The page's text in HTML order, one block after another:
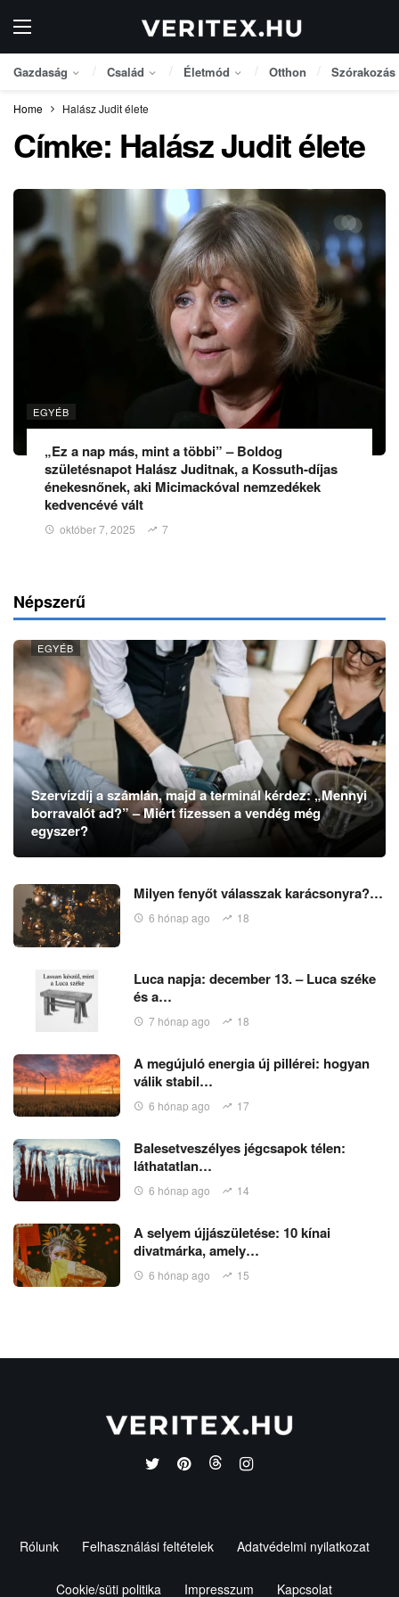
Gazdaság Család Életmód Otthon Szórakozás
Home Halász Judit élete
Címke: Halász Judit élete
EGYÉB
„Ez a nap más, mint a többi” – Boldog
születésnapot Halász Juditnak, a Kossuth-díjas
énekesnőnek, aki Micimackóval nemzedékek
kedvencévé vált
október 7, 2025 7
Népszerű
EGYÉB
Szervízdíj a számlán, majd a terminál kérdez: „Mennyi
borravalót ad?” – Miért fizessen a vendég még
egyszer?
Milyen fenyőt válasszak karácsonyra?…
6 hónap ago 18
Luca napja: december 13. – Luca széke
és a…
7 hónap ago 18
A megújuló energia új pillérei: hogyan
válik stabil…
6 hónap ago 17
Balesetveszélyes jégcsapok télen:
láthatatlan…
6 hónap ago 14
A selyem újjászületése: 10 kínai
divatmárka, amely…
6 hónap ago 15
Rólunk Felhasználási feltételek Adatvédelmi nyilatkozat
Cookie/süti politika Impresszum Kapcsolat